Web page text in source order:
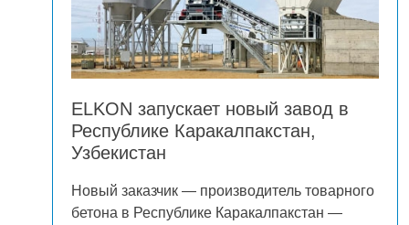
ELKON поставляет новый завод в
Молдову
Крупная строительная компания с 30-летней
историей из Кагульского региона Молдовы